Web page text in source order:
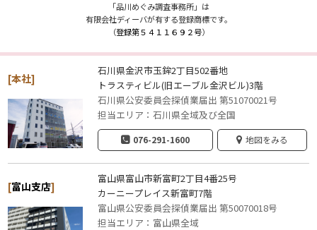
「品川めぐみ調査事務所」は
有限会社ディーバが有する登録商標です。
（登録第５４１１６９２号）
[本社]
石川県金沢市玉鉾2丁目502番地
トラスティビル(旧エーブル金沢ビル)3階
石川県公安委員会探偵業届出 第51070021号
担当エリア：石川県全域及び全国
076-291-1600 地図をみる
[富山支店]
富山県富山市新富町2丁目4番25号
カーニープレイス新富町7階
富山県公安委員会探偵業届出 第50070018号
担当エリア：富山県全域